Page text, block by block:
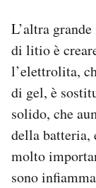
L’altra
di litio è
l’elettrolita,
di gel, è
solido, che
della batteria,
molto
sono